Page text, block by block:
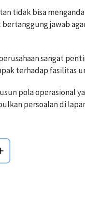
tidak bisa
bertanggung jawab
sangat
terhadap fasilitas
pola operasional
persoalan di